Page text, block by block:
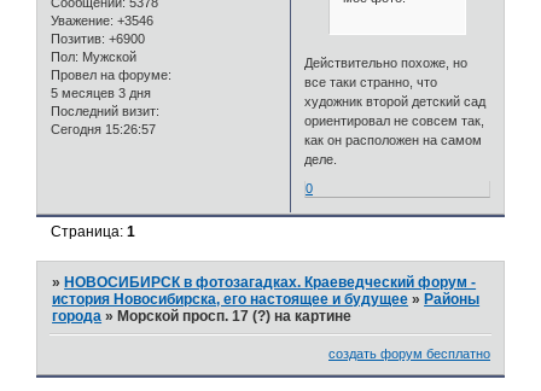
Уважение: +3546
Позитив: +6900
Пол: Мужской
Провел на форуме:
5 месяцев 3 дня
Последний визит:
Сегодня 15:26:57
Действительно похоже, но
все таки странно, что
художник второй детский сад
ориентировал не совсем так,
как он расположен на самом
деле.
0
Страница:1
»НОВОСИБИРСК в фотозагадках. Краеведческий форум -
история Новосибирска, его настоящее и будущее »Районы
города »Морской просп. 17 (?) на картине
создать форум бесплатно